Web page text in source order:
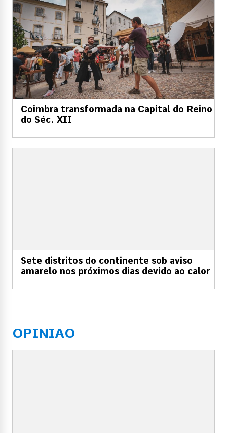
Coimbra transformada na Capital do Reino
do Séc. XII
Sete distritos do continente sob aviso
amarelo nos próximos dias devido ao calor
OPINIAO